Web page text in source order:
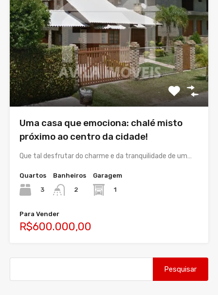
Uma casa que emociona: chalé misto
próximo ao centro da cidade!
Que tal desfrutar do charme e da tranquilidade de um…
Quartos
3
Banheiros
2
Garagem
1
Para Vender
R$600.000,00
por: